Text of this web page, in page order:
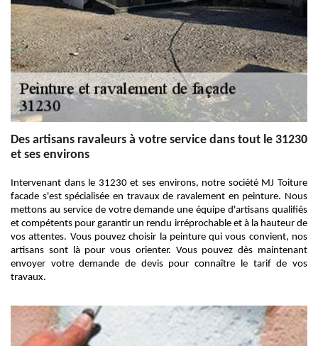
Des artisans ravaleurs à votre service dans tout le 31230
et ses environs
Intervenant dans le 31230 et ses environs, notre société MJ Toiture
facade s'est spécialisée en travaux de ravalement en peinture. Nous
mettons au service de votre demande une équipe d'artisans qualifiés
et compétents pour garantir un rendu irréprochable et à la hauteur de
vos attentes. Vous pouvez choisir la peinture qui vous convient, nos
artisans sont là pour vous orienter. Vous pouvez dès maintenant
envoyer votre demande de devis pour connaître le tarif de vos
travaux.